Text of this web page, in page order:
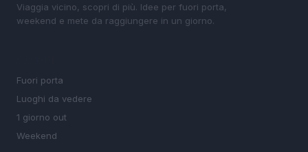
Viaggia vicino, scopri di più. Idee per fuori porta,
weekend e mete da raggiungere in un giorno.
Fuori porta
Luoghi da vedere
1 giorno out
Weekend